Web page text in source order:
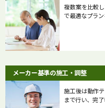
複数案を比較
で最適なプラン
メーカー基準の施工・調整
施工後は動作
まで行い、完了